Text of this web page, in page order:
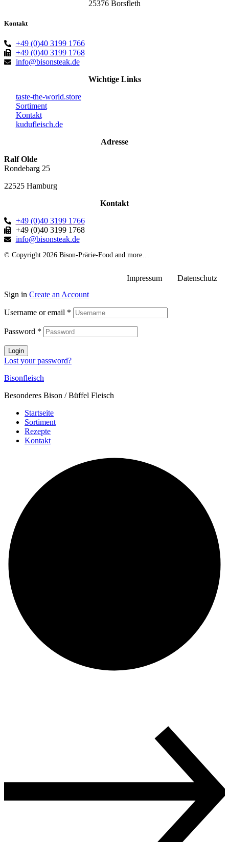
25376 Borsfleth
Kontakt
+49 (0)40 3199 1766
+49 (0)40 3199 1768
info@bisonsteak.de
Wichtige Links
taste-the-world.store
Sortiment
Kontakt
kudufleisch.de
Adresse
Ralf Olde
Rondebarg 25
22525 Hamburg
Kontakt
+49 (0)40 3199 1766
+49 (0)40 3199 1768
info@bisonsteak.de
© Copyright 2026 Bison-Prärie-Food and more…
Impressum
Datenschutz
Sign in Create an Account
Username or email *
Password *
Login
Lost your password?
Bisonfleisch
Besonderes Bison / Büffel Fleisch
Startseite
Sortiment
Rezepte
Kontakt